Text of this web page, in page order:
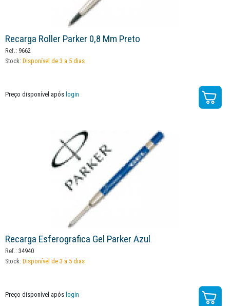
Recarga Roller Parker 0,8 Mm Preto
Ref.: 9662
Stock: Disponível de 3 a 5 dias
Preço disponível após login
Recarga Esferografica Gel Parker Azul
Ref.: 34940
Stock: Disponível de 3 a 5 dias
Preço disponível após login